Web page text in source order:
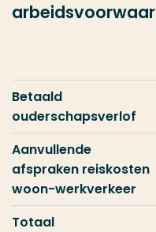
Betaald
ouderschapsverlof
Aanvullende
afspraken reiskosten
woon-werkverkeer
Totaal